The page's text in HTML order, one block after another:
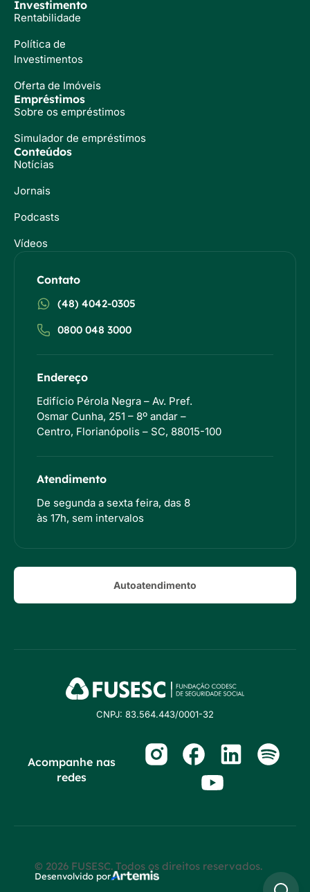
Investimento
Rentabilidade
Política de
Investimentos
Oferta de Imóveis
Empréstimos
Sobre os empréstimos
Simulador de empréstimos
Conteúdos
Notícias
Jornais
Podcasts
Vídeos
Contato
(48) 4042-0305
0800 048 3000
Endereço
Edifício Pérola Negra – Av. Pref.
Osmar Cunha, 251 – 8º andar –
Centro, Florianópolis – SC, 88015-100
Atendimento
De segunda a sexta feira, das 8
às 17h, sem intervalos
Autoatendimento
CNPJ: 83.564.443/0001-32
Acompanhe nas
redes
© 2026 FUSESC. Todos os direitos reservados.
Desenvolvido por